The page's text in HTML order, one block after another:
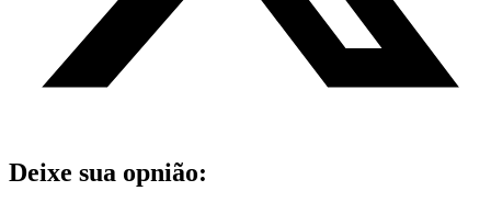
Deixe sua opnião: